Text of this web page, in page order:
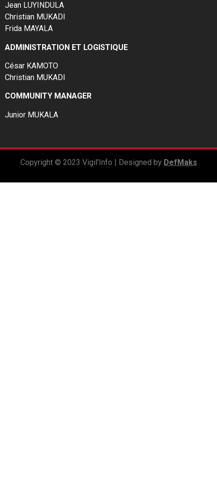
Jean LUYINDULA
Christian MUKADI
Frida MAYALA
ADMINISTRATION ET LOGISTIQUE
César KAMOTO
Christian MUKADI
COMMUNITY MANAGER
Junior MUKALA
Copyright © 2023 Vigil’Info | Designed by DefMaks